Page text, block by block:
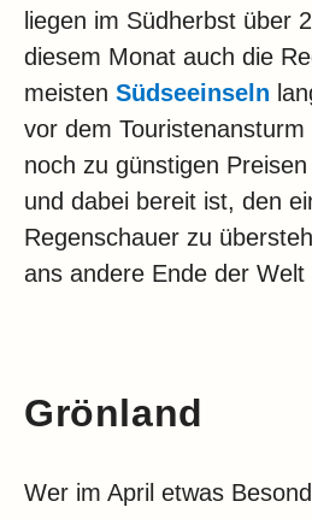
liegen im Südherbst über
diesem Monat auch die
meisten Südseeinseln
vor dem
noch zu günstigen
und dabei bereit ist, den
Regenschauer zu
ans andere Ende der Welt
Grönland
Wer im April etwas